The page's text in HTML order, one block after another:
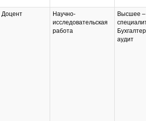
Доцент
Научно-
исследовательская
работа
Высшее –
аудит